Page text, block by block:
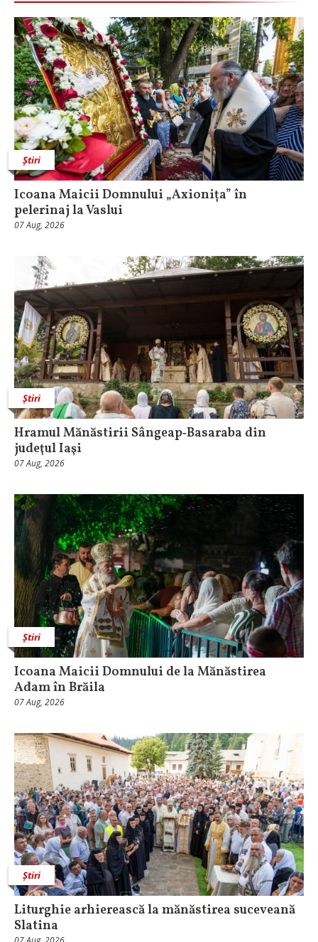
Știri
Icoana Maicii Domnului „Axionița” în
pelerinaj la Vaslui
07 Aug, 2026
Știri
Hramul Mănăstirii Sângeap‑Basaraba din
judeţul Iaşi
07 Aug, 2026
Știri
Icoana Maicii Domnului de la Mănăstirea
Adam în Brăila
07 Aug, 2026
Știri
Liturghie arhierească la mănăstirea suceveană
Slatina